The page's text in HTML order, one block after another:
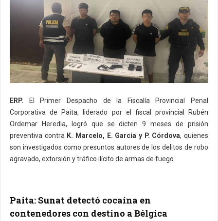
ERP. El Primer Despacho de la Fiscalía Provincial Penal
Corporativa de Paita, liderado por el fiscal provincial Rubén
Ordemar Heredia, logró que se dicten 9 meses de prisión
preventiva contra K. Marcelo, E. García y P. Córdova, quienes
son investigados como presuntos autores de los delitos de robo
agravado, extorsión y tráfico ilícito de armas de fuego.
Paita: Sunat detectó cocaína en
contenedores con destino a Bélgica